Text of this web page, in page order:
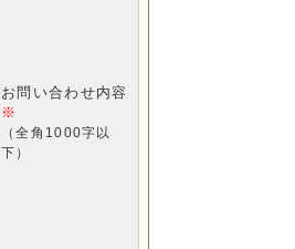
お問い合わせ内容
※
（全角1000字以
下）